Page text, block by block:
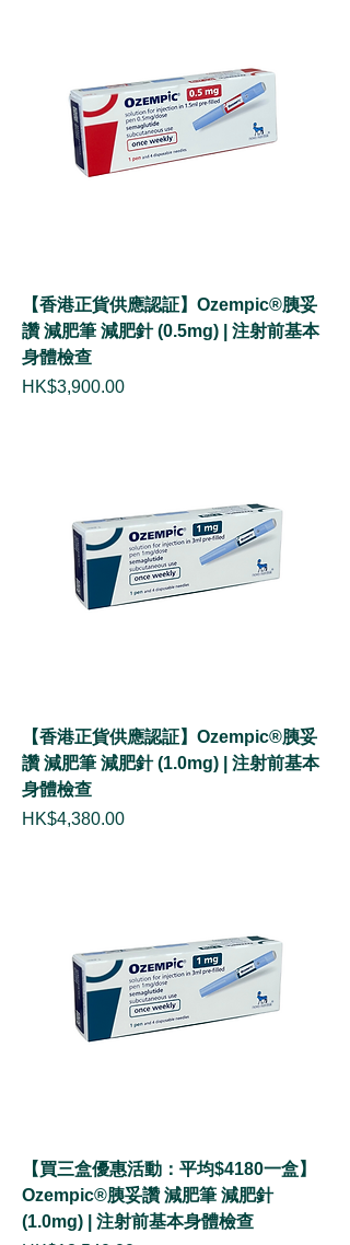
【香港正貨供應認証】Ozempic®胰妥
讚 減肥筆 減肥針 (0.5mg) | 注射前基本
身體檢查
價格
HK$3,900.00
【香港正貨供應認証】Ozempic®胰妥
讚 減肥筆 減肥針 (1.0mg) | 注射前基本
身體檢查
價格
HK$4,380.00
【買三盒優惠活動：平均$4180一盒】
Ozempic®胰妥讚 減肥筆 減肥針
(1.0mg) | 注射前基本身體檢查